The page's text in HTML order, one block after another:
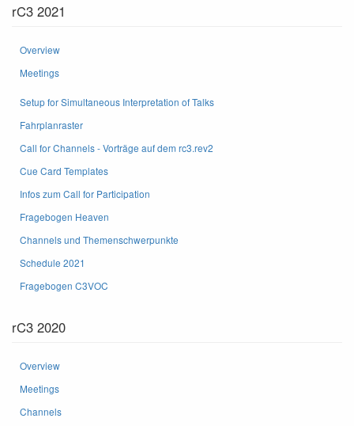
rC3 2021
Overview
Meetings
Setup for Simultaneous Interpretation of Talks
Fahrplanraster
Call for Channels - Vorträge auf dem rc3.rev2
Cue Card Templates
Infos zum Call for Participation
Fragebogen Heaven
Channels und Themenschwerpunkte
Schedule 2021
Fragebogen C3VOC
rC3 2020
Overview
Meetings
Channels